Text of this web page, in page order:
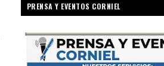
PRENSA Y EVENTOS CORNIEL